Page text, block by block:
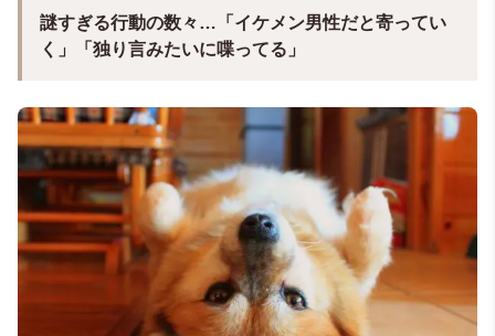
謎すぎる行動の数々…「イケメン男性だと寄ってい
く」「独り言みたいに喋ってる」